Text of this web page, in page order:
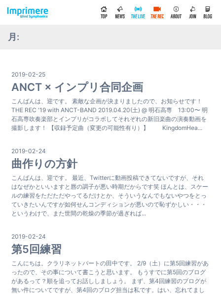
月:
2019-02-25
ANCT × インプリ合同企画
こんばんは、迎です。 素敵な企画が決まりましたので、お知らせです！
THE REC '19 with ANCT-BAND 2019.04.20(土) @ 明石高専 13:00〜 明
石高専吹奏楽部とインプリがコラボしてそれぞれの新旧楽曲の演奏動画を
撮影します！ 【収録予定曲（変更の可能性有り）】 KingdomHea...
2019-02-24
曲作りの方針
こんばんは、迎です。 最近、Twitterに動画投稿できてないですが、それ
はなぜかといいますと唇の調子が悪い時期だからです笑 ほんとは、スケー
ルの練習をただただやってるだけとか、そういうなんでもないやつをとっ
ていきたいんですが如何せんコンディションが悪いので恥ずかしい・・・
というわけで、また世間の乾燥の季節が過ぎれば...
2019-02-24
第5回練習
こんにちは。クラリネットパートの田中です。 2/9（土）に第5回練習があ
ったので、その事について書こうと思います。 もうすでに第5回のブログ
があるって？順を追ってお話ししましょう。 まず、第4回練習のブログが
無い件についてですが、第4回のブログ担当は私です。はい、忘れてまし